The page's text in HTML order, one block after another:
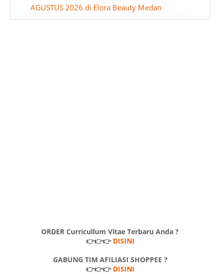
AGUSTUS 2026 di Elora Beauty Medan
ORDER Curricullum Vitae Terbaru Anda ?
👉👉👉 DISINI
GABUNG TIM AFILIASI SHOPPEE ?
👉👉👉 DISINI